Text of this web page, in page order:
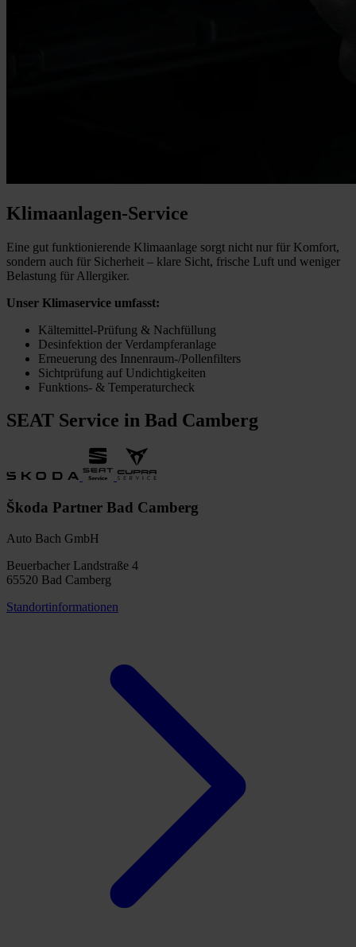
Klimaanlagen-Service
Eine gut funktionierende Klimaanlage sorgt nicht nur für Komfort,
sondern auch für Sicherheit – klare Sicht, frische Luft und weniger
Belastung für Allergiker.
Unser Klimaservice umfasst:
Kältemittel-Prüfung & Nachfüllung
Desinfektion der Verdampferanlage
Erneuerung des Innenraum-/Pollenfilters
Sichtprüfung auf Undichtigkeiten
Funktions- & Temperaturcheck
SEAT Service in Bad Camberg
Škoda Partner Bad Camberg
Auto Bach GmbH
Beuerbacher Landstraße 4
65520 Bad Camberg
Standortinformationen